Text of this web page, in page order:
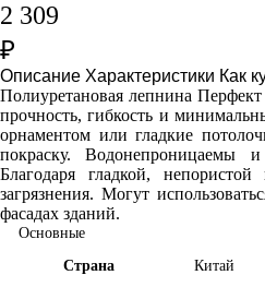
2 309
₽
Описание Характеристики Как
Полиуретановая лепнина Перфект
прочность, гибкость и
орнаментом или гладкие
покраску. Водонепроницаемы
Благодаря гладкой,
загрязнения. Могут
фасадах зданий.
Основные
Страна
Китай